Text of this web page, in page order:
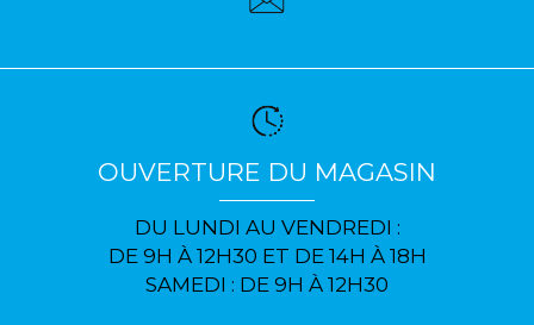
OUVERTURE DU MAGASIN
DU LUNDI AU VENDREDI :
DE 9H À 12H30 ET DE 14H À 18H
SAMEDI : DE 9H À 12H30